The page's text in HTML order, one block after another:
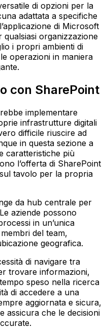
di opzioni per la
adattata a specifiche
di Microsoft
organizzazione
i propri ambienti di
operazioni in maniera
con SharePoint
implementare
infrastrutture digitali
difficile riuscire ad
in questa sezione a
caratteristiche più
l’offerta di SharePoint
tavolo per la propria
da hub centrale per
aziende possono
in un’unica
del team,
geografica.
di navigare tra
trovare informazioni,
speso nella ricerca
di accedere a una
aggiornata e sicura,
assicura che le decisioni